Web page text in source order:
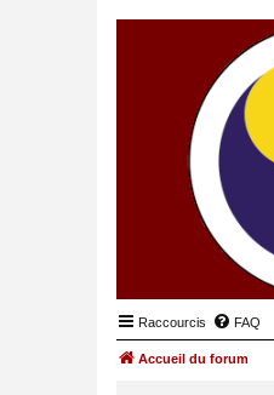
Raccourcis FAQ
Accueil du forum